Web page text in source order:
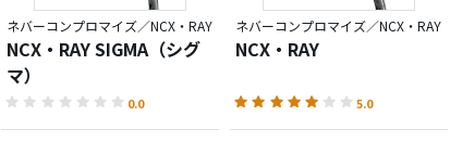
ネバーコンプロマイズ／NCX・RAY
NCX・RAY SIGMA（シグ
マ）
0.0
ネバーコンプロマイズ／NCX・RAY
NCX・RAY
5.0